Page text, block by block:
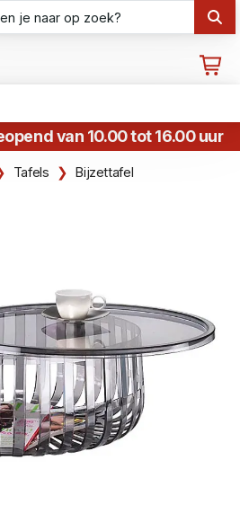
van 10.00 tot 16.00 uur
Tafels Bijzettafel